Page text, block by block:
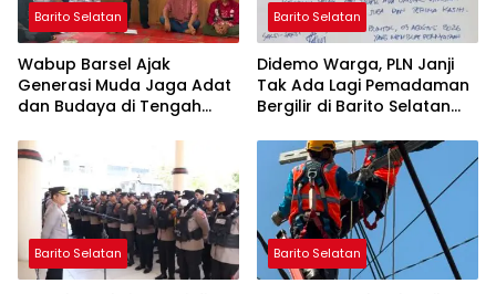
Barito Selatan
Wabup Barsel Ajak
Generasi Muda Jaga Adat
dan Budaya di Tengah
Barito Selatan
Didemo Warga, PLN Janji
Tak Ada Lagi Pemadaman
Bergilir di Barito Selatan
Barito Selatan Barito Selatan